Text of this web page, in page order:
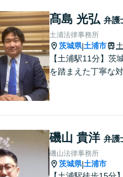
髙島 光弘 弁護
土浦法律事務所
茨城県|土浦市
【土浦駅11分】
を踏まえた丁寧な
磯山 貴洋 弁護
磯山法律事務所
茨城県|土浦市